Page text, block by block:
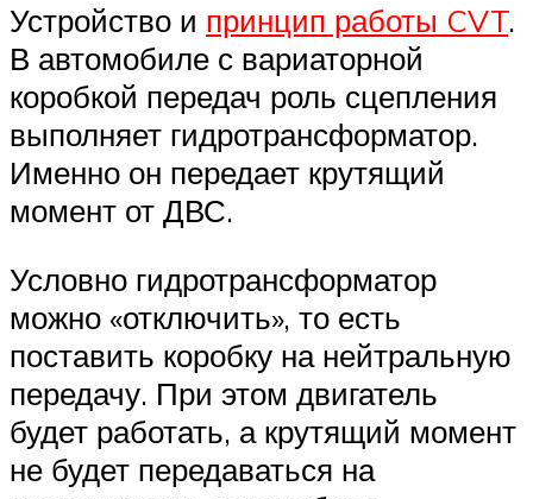
Устройство и принцип работы CVT.
В автомобиле с вариаторной
коробкой передач роль сцепления
выполняет гидротрансформатор.
Именно он передает крутящий
момент от ДВС.
Условно гидротрансформатор
можно «отключить», то есть
поставить коробку на нейтральную
передачу. При этом двигатель
будет работать, а крутящий момент
не будет передаваться на